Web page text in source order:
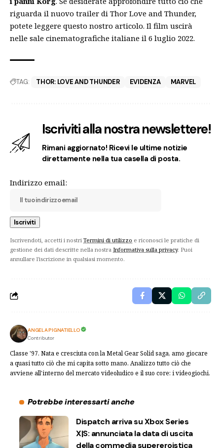
riguarda il nuovo trailer di Thor Love and Thunder,
potete leggere questo nostro articolo. Il film uscirà
nelle sale cinematografiche italiane il 6 luglio 2022.
TAG: THOR: LOVE AND THUNDER EVIDENZA MARVEL
Iscriviti alla nostra newslettere!
Rimani aggiornato! Ricevi le ultime notizie
direttamente nella tua casella di posta.
Indirizzo email:
Iscrivendoti, accetti i nostri Termini di utilizzo e riconosci le pratiche di
gestione dei dati descritte nella nostra Informativa sulla privacy. Puoi
annullare l'iscrizione in qualsiasi momento.
ANGELA PIGNATIELLO
Contributor
Classe '97. Nata e cresciuta con la Metal Gear Solid saga, amo giocare
a quasi tutto ciò che mi capita sotto mano. Analizzo tutto ciò che
avviene all'interno del mercato videoludico e il suo core: i videogiochi.
Potrebbe interessarti anche
Dispatch arriva su Xbox Series
X|S: annunciata la data di uscita
della commedia supereroistica